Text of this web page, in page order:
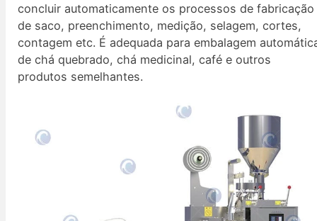
concluir automaticamente os processos de fabricação
de saco, preenchimento, medição, selagem, cortes,
contagem etc. É adequada para embalagem
de chá quebrado, chá medicinal, café e outros
produtos semelhantes.